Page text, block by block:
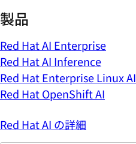
製品
Red Hat AI Enterprise
Red Hat AI Inference
Red Hat Enterprise Linux AI
Red Hat OpenShift AI
Red Hat AI の詳細